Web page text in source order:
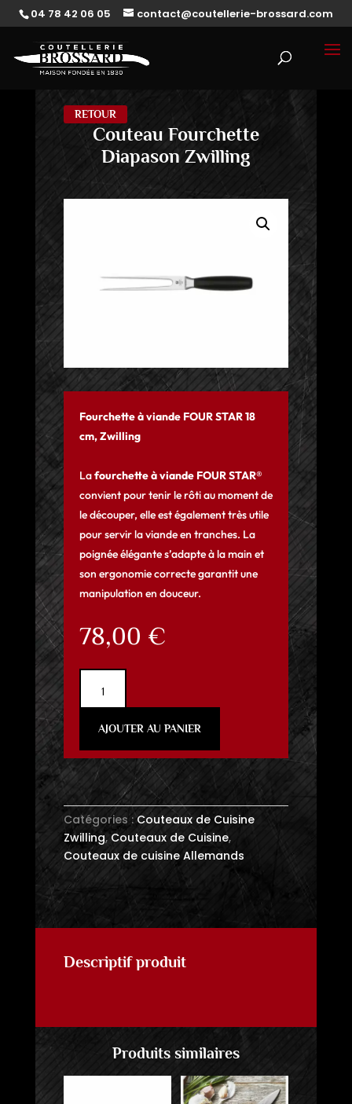
04 78 42 06 05 contact@coutellerie-brossard.com
RETOUR
Couteau Fourchette
Diapason Zwilling
Fourchette à viande FOUR STAR 18
cm, Zwilling
Lafourchette à viande FOUR STAR®
convient pour tenir le rôti au moment de
le découper, elle est également très utile
pour servir la viande en tranches. La
poignée élégante s’adapte à la main et
son ergonomie correcte garantit une
manipulation en douceur.
78,00 €
Fourchette
Diapason
Zwilling
AJOUTER AU PANIER
Catégories :Couteaux de Cuisine
Zwilling,Couteaux de Cuisine,
Couteaux de cuisine Allemands
Descriptif produit
Produits similaires